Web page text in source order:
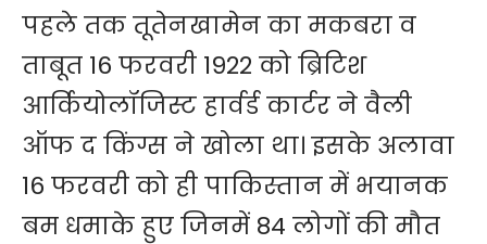
पहले तक तूतेनखामेन का मकबरा व
ताबूत 16 फरवरी 1922 को ब्रिटिश
आर्कियोलॉजिस्ट हार्वर्ड कार्टर ने वैली
ऑफ द किंग्स ने खोला था। इसके अलावा
16 फरवरी को ही पाकिस्तान में भयानक
बम धमाके हुए जिनमें 84 लोगों की मौत